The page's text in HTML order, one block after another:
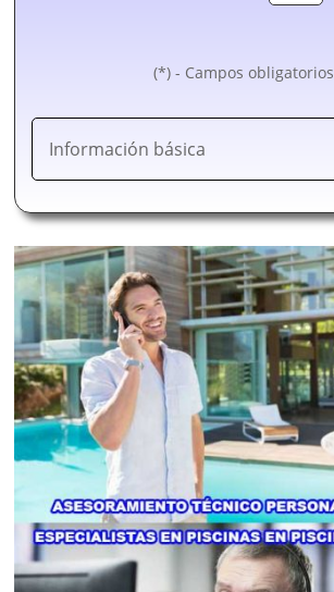
(*) - Campos obligatorios
Información básica